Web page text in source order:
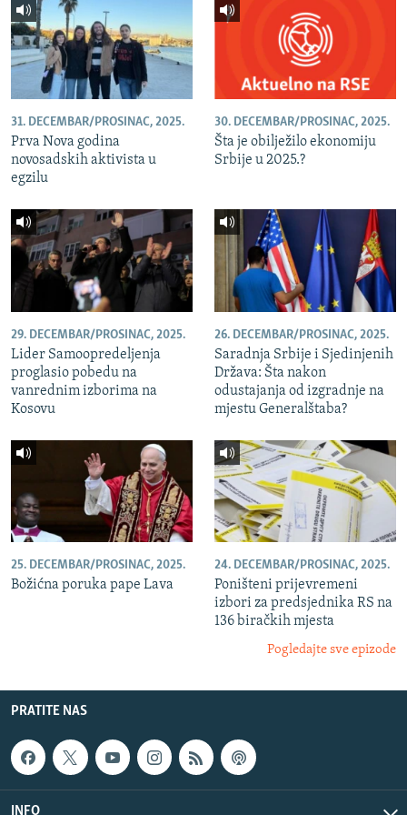
31. DECEMBAR/PROSINAC, 2025.
Prva Nova godina
novosadskih aktivista u
egzilu
30. DECEMBAR/PROSINAC, 2025.
Šta je obilježilo ekonomiju
Srbije u 2025.?
29. DECEMBAR/PROSINAC, 2025.
Lider Samoopredeljenja
proglasio pobedu na
vanrednim izborima na
Kosovu
26. DECEMBAR/PROSINAC, 2025.
Saradnja Srbije i Sjedinjenih
Država: Šta nakon
odustajanja od izgradnje na
mjestu Generalštaba?
25. DECEMBAR/PROSINAC, 2025.
Božićna poruka pape Lava
24. DECEMBAR/PROSINAC, 2025.
Poništeni prijevremeni
izbori za predsjednika RS na
136 biračkih mjesta
Pogledajte sve epizode
PRATITE NAS
INFO